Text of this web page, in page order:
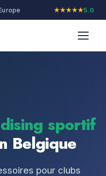
★★★★★5.0
sportif
Belgique
pour clubs